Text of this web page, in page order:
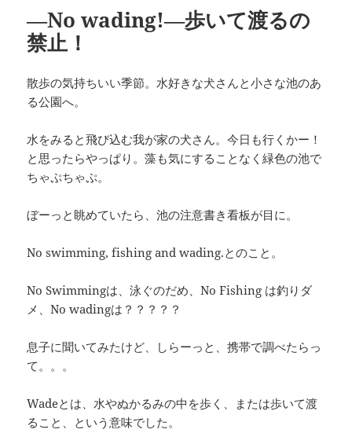
―No wading!―歩いて渡るの
禁止！
散歩の気持ちいい季節。水好きな犬さんと小さな池のあ
る公園へ。
水をみると飛び込む我が家の犬さん。今日も行くかー！
と思ったらやっぱり。藻も気にすることなく緑色の池で
ちゃぷちゃぷ。
ぼーっと眺めていたら、池の注意書き看板が目に。
No swimming, fishing and wading.とのこと。
No Swimmingは、泳ぐのだめ、No Fishing は釣りダ
メ、No wadingは？？？？？
息子に聞いてみたけど、しらーっと、携帯で調べたらっ
て。。。
Wadeとは、水やぬかるみの中を歩く、または歩いて渡
ること、という意味でした。